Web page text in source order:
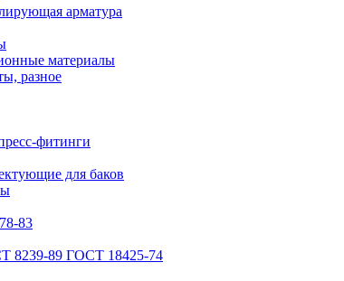
арматура
материалы
разное
фитинги
для баков
83
8239-89 ГОСТ 18425-74